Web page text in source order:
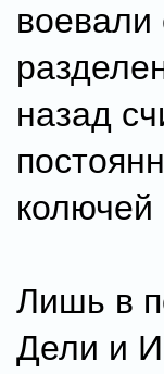
назад
колючей
Лишь в
Дели и